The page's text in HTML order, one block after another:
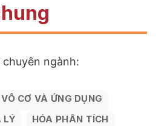
ngành:
CƠ VÀ ỨNG DỤNG
LÝ
HÓA PHÂN TÍCH